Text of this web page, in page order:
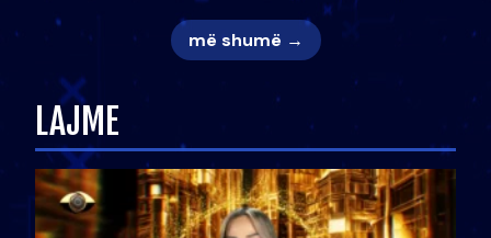
më shumë →
LAJME